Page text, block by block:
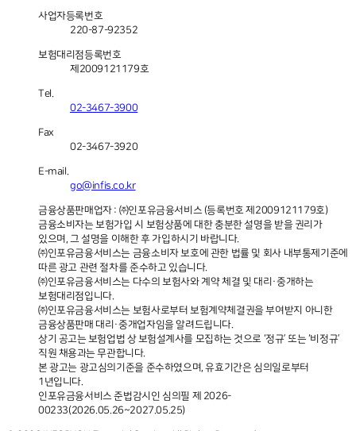
사업자등록번호
220-87-92352
보험대리점등록번호
제2009121179호
Tel.
02-3467-3900
Fax
02-3467-3920
E-mail.
go@infis.co.kr
금융상품판매업자 : ㈜인포유금융서비스 (등록번호 제2009121179호)
금융소비자는 보험가입 시 보험상품에 대한 충분한 설명을 받을 권리가
있으며, 그 설명을 이해한 후 가입하시기 바랍니다.
㈜인포유금융서비스는 금융소비자 보호에 관한 법률 및 회사 내부통제기준에
따른 광고 관련 절차를 준수하고 있습니다.
㈜인포유금융서비스는 다수의 보험사와 계약 체결 및 대리·중개하는
보험대리점입니다.
㈜인포유금융서비스는 보험사로부터 보험계약체결권을 부여받지 아니한
금융상품판매 대리·중개업자임을 알려드립니다.
상기 공고는 보험업법 상 보험설계사를 모집하는 것으로 ‘정규’ 또는 ‘비정규’
직원 채용과는 무관합니다.
본 광고는 광고심의기준을 준수하였으며, 유효기간은 심의일로부터
1년입니다.
인포유금융서비스 준법감시인 심의필 제 2026-
00233(2026.05.26~2027.05.25)